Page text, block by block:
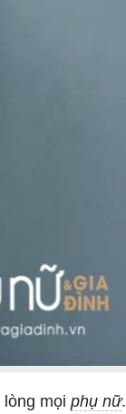
mọi phụ nữ.